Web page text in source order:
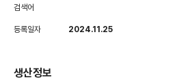
검색어
등록일자 2024.11.25
생산정보